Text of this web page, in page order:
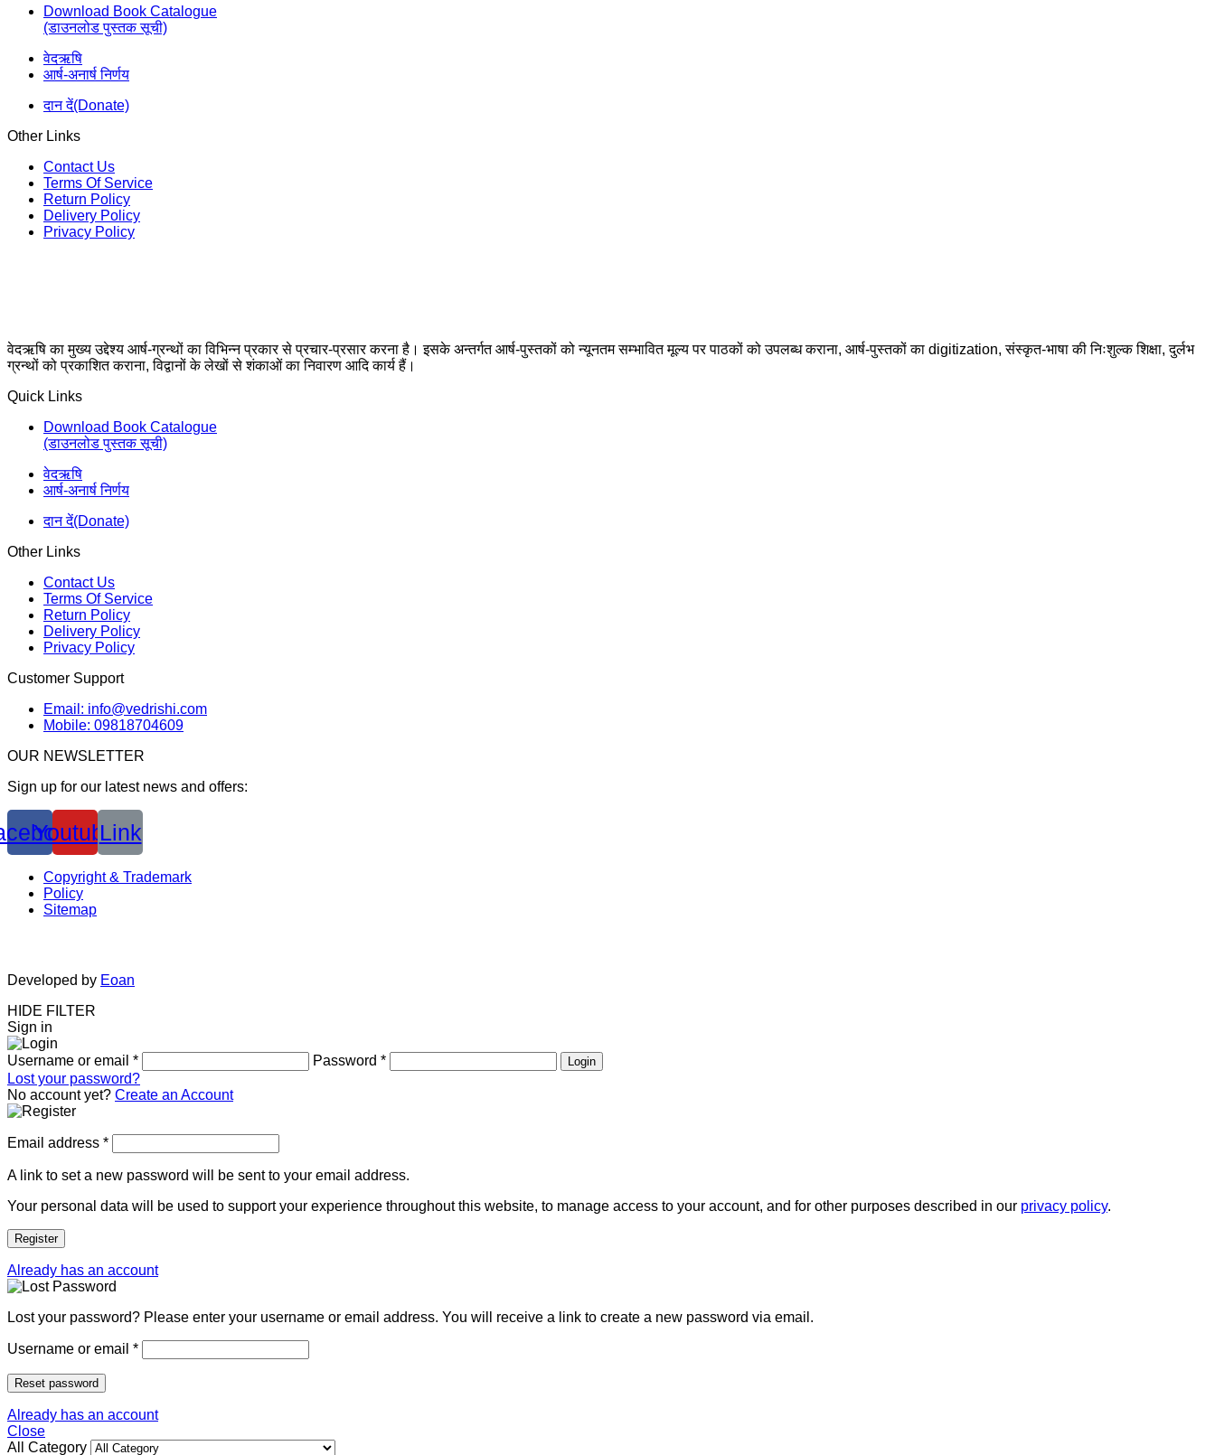
Download Book Catalogue
(डाउनलोड पुस्तक सूची)
वेदऋषि
आर्ष-अनार्ष निर्णय
दान दें(Donate)
Other Links
Contact Us
Terms Of Service
Return Policy
Delivery Policy
Privacy Policy
वेदऋषि का मुख्य उद्देश्य आर्ष-ग्रन्थों का विभिन्न प्रकार से प्रचार-प्रसार करना है। इसके अन्तर्गत आर्ष-पुस्तकों को न्यूनतम सम्भावित मूल्य पर पाठकों को उपलब्ध कराना, आर्ष-पुस्तकों का digitization, संस्कृत-भाषा की निःशुल्क शिक्षा, दुर्लभ
ग्रन्थों को प्रकाशित कराना, विद्वानों के लेखों से शंकाओं का निवारण आदि कार्य हैं।
Quick Links
Download Book Catalogue
(डाउनलोड पुस्तक सूची)
वेदऋषि
आर्ष-अनार्ष निर्णय
दान दें(Donate)
Other Links
Contact Us
Terms Of Service
Return Policy
Delivery Policy
Privacy Policy
Customer Support
Email: info@vedrishi.com
Mobile: 09818704609
OUR NEWSLETTER
Sign up for our latest news and offers:
YoutubeLink
Copyright & Trademark
Policy
Sitemap
Developed by Eoan
HIDE FILTER
Sign in
Username or email * Password * Login
Lost your password?
No account yet? Create an Account
Email address *
A link to set a new password will be sent to your email address.
Your personal data will be used to support your experience throughout this website, to manage access to your account, and for other purposes described in our privacy policy.
Register
Already has an account
Lost your password? Please enter your username or email address. You will receive a link to create a new password via email.
Username or email *
Reset password
Already has an account
Close
All Category